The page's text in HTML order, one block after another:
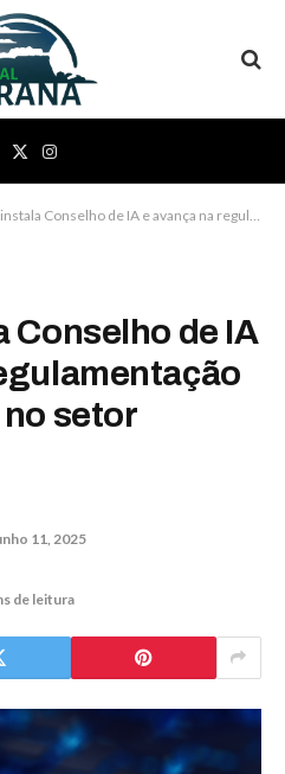
X
(Twitter)
Instagram
Conselho de IA e avança na regulamentação da tecnologia no setor público
Conselho de IA
setor
11, 2025
de leitura